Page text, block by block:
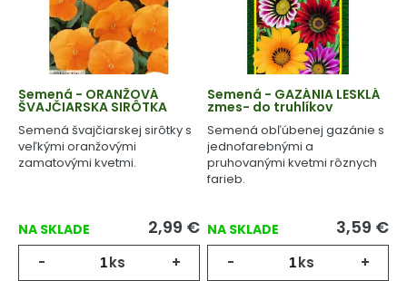
Semená - ORANŽOVÁ
ŠVAJČIARSKA SIRÔTKA
Semená švajčiarskej sirôtky s
veľkými oranžovými
zamatovými kvetmi.
NA SKLADE 2,99 €
- ks +
Semená - GAZÁNIA LESKLÁ
zmes- do truhlíkov
Semená obľúbenej gazánie s
jednofarebnými a
pruhovanými kvetmi rôznych
farieb.
NA SKLADE 3,59 €
- ks +